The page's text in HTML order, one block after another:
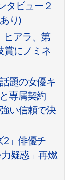
タビュー２
り)
ヒアラ、第
賞にノミネ
題の女優キ
専属契約
い信頼で決
2」俳優チ
疑惑」再燃